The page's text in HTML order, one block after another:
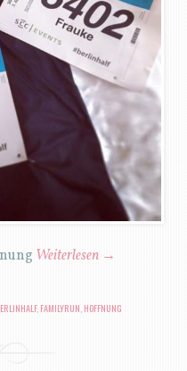
Weiterlesen →
, FAMILYRUN HOFFNUNG